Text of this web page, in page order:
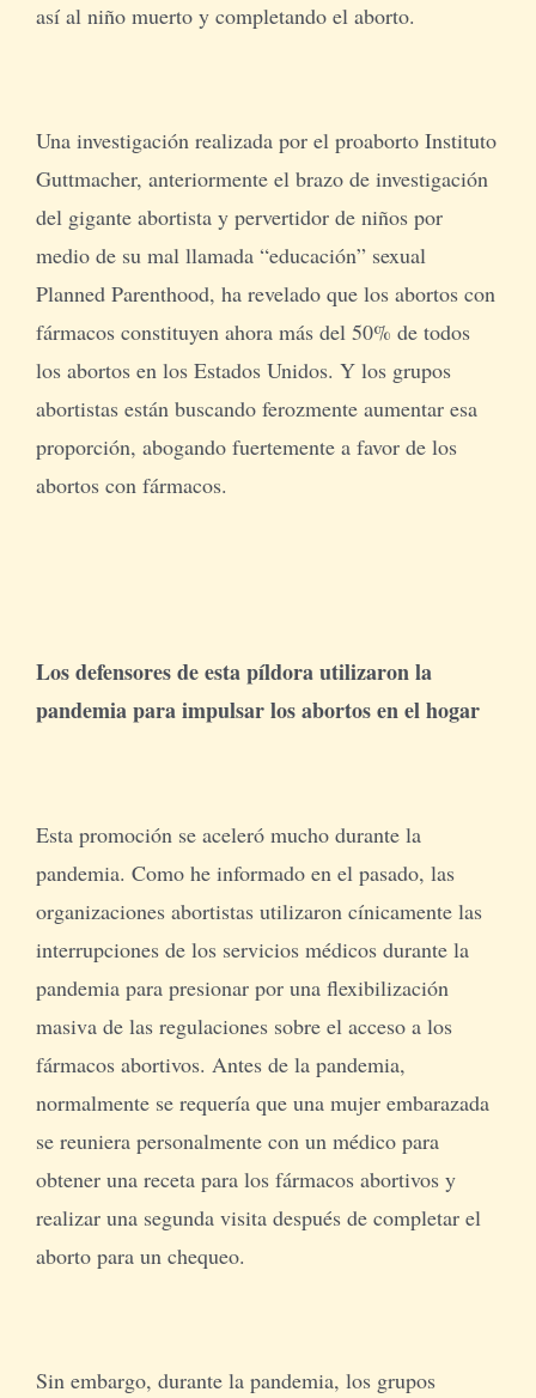
así al niño muerto y completando el aborto.
Una investigación realizada por el proaborto Instituto
Guttmacher, anteriormente el brazo de investigación
del gigante abortista y pervertidor de niños por
medio de su mal llamada “educación” sexual
Planned Parenthood, ha revelado que los abortos con
fármacos constituyen ahora más del 50% de todos
los abortos en los Estados Unidos. Y los grupos
abortistas están buscando ferozmente aumentar esa
proporción, abogando fuertemente a favor de los
abortos con fármacos.
Los defensores de esta píldora utilizaron la
pandemia para impulsar los abortos en el hogar
Esta promoción se aceleró mucho durante la
pandemia. Como he informado en el pasado, las
organizaciones abortistas utilizaron cínicamente las
interrupciones de los servicios médicos durante la
pandemia para presionar por una flexibilización
masiva de las regulaciones sobre el acceso a los
fármacos abortivos. Antes de la pandemia,
normalmente se requería que una mujer embarazada
se reuniera personalmente con un médico para
obtener una receta para los fármacos abortivos y
realizar una segunda visita después de completar el
aborto para un chequeo.
Sin embargo, durante la pandemia, los grupos